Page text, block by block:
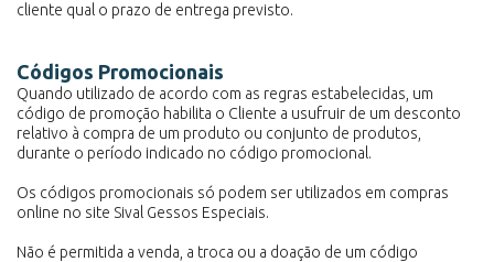
cliente qual o prazo de entrega previsto.
Códigos Promocionais
Quando utilizado de acordo com as regras estabelecidas, um
código de promoção habilita o Cliente a usufruir de um desconto
relativo à compra de um produto ou conjunto de produtos,
durante o período indicado no código promocional.
Os códigos promocionais só podem ser utilizados em compras
online no site Sival Gessos Especiais.
Não é permitida a venda, a troca ou a doação de um código